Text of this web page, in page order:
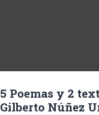
5 Poemas y 2
Gilberto Núñez